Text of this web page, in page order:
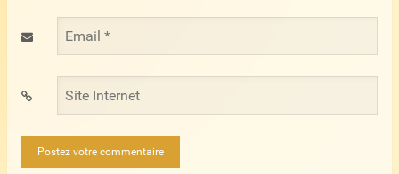
Email
Site
Internet